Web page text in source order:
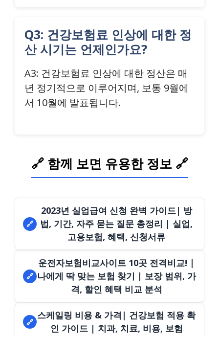
Q3: 건강보험료 인상에 대한 정
산 시기는 언제인가요?
A3: 건강보험료 인상에 대한 정산은 매
년 정기적으로 이루어지며, 보통 9월에
서 10월에 발표됩니다.
🔗 함께 보면 유용한 정보 🔗
🔗
2023년 실업급여 신청 완벽 가이드| 방
법, 기간, 자주 묻는 질문 총정리 | 실업,
고용보험, 혜택, 신청서류
🔗
운전자보험비교사이트 10곳 전격비교! |
나에게 딱 맞는 보험 찾기 | 보장 범위, 가
격, 할인 혜택 비교 분석
🔗
스케일링 비용 & 가격| 건강보험 적용 확
인 가이드 | 치과, 치료, 비용, 보험